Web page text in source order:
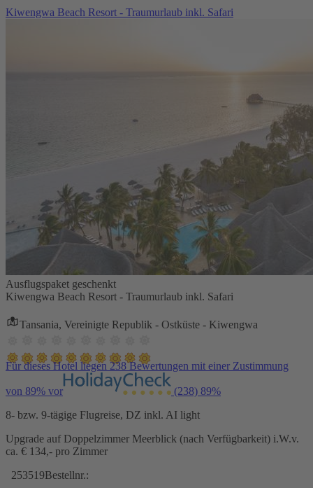
Kiwengwa Beach Resort - Traumurlaub inkl. Safari
Ausflugspaket geschenkt
Kiwengwa Beach Resort - Traumurlaub inkl. Safari
Tansania, Vereinigte Republik - Ostküste - Kiwengwa
Für dieses Hotel liegen 238 Bewertungen mit einer Zustimmung
von 89% vor (238) 89%
8- bzw. 9-tägige Flugreise, DZ inkl. AI light
Upgrade auf Doppelzimmer Meerblick (nach Verfügbarkeit) i.W.v.
ca. € 134,- pro Zimmer
253519Bestellnr.: